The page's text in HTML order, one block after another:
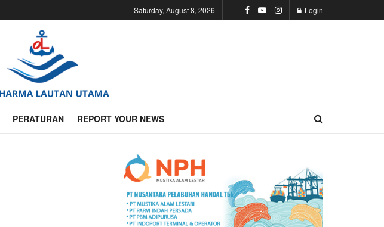
Saturday, August 8, 2026 Login
PERATURAN REPORT YOUR NEWS